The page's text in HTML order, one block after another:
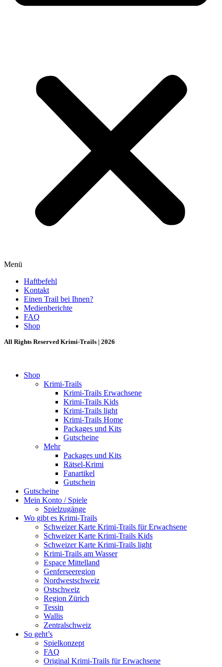
Menü
Haftbefehl
Kontakt
Einen Trail bei Ihnen?
Medienberichte
FAQ
Shop
All Rights Reserved Krimi-Trails | 2026
Shop
Krimi-Trails
Krimi-Trails Erwachsene
Krimi-Trails Kids
Krimi-Trails light
Krimi-Trails Home
Packages und Kits
Gutscheine
Mehr
Packages und Kits
Rätsel-Krimi
Fanartikel
Gutschein
Gutscheine
Mein Konto / Spiele
Spielzugänge
Wo gibt es Krimi-Trails
Schweizer Karte Krimi-Trails für Erwachsene
Schweizer Karte Krimi-Trails Kids
Schweizer Karte Krimi-Trails light
Krimi-Trails am Wasser
Espace Mittelland
Genferseeregion
Nordwestschweiz
Ostschweiz
Region Zürich
Tessin
Wallis
Zentralschweiz
So geht’s
Spielkonzept
FAQ
Original Krimi-Trails für Erwachsene